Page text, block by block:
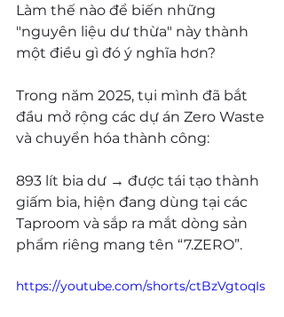
Làm thế nào để biến những
"nguyên liệu dư thừa" này thành
một điều gì đó ý nghĩa hơn?
Trong năm 2025, tụi mình đã bắt
đầu mở rộng các dự án Zero Waste
và chuyển hóa thành công:
893 lít bia dư → được tái tạo thành
giấm bia, hiện đang dùng tại các
Taproom và sắp ra mắt dòng sản
phẩm riêng mang tên “7.ZERO”.
https://youtube.com/shorts/ctBzVgtoqIs